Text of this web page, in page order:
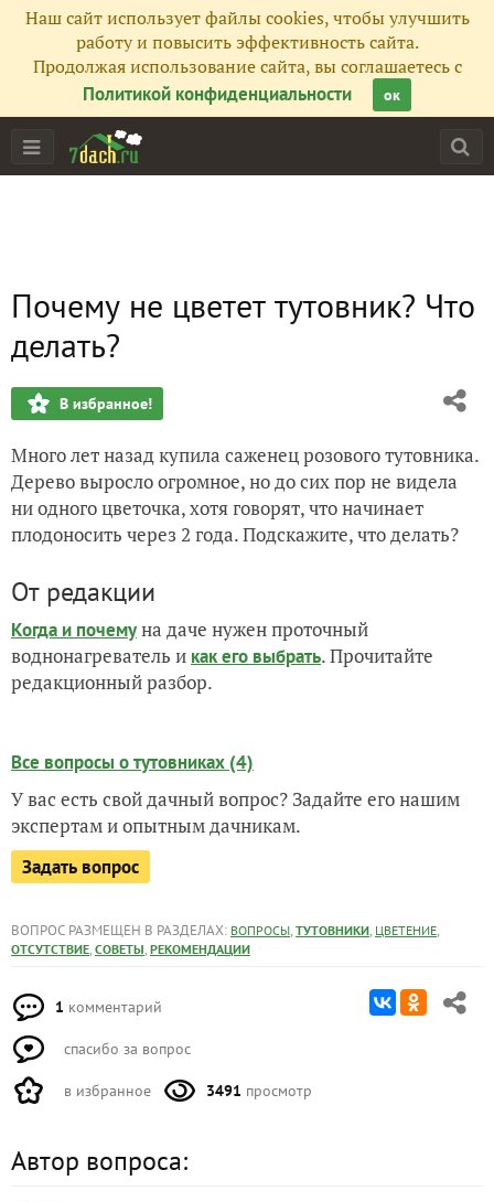
Наш сайт использует файлы cookies, чтобы улучшить
работу и повысить эффективность сайта.
Продолжая использование сайта, вы соглашаетесь с
Политикой конфиденциальности
ок
Почему не цветет тутовник? Что
делать?
В избранное!
Много лет назад купила саженец розового тутовника.
Дерево выросло огромное, но до сих пор не видела
ни одного цветочка, хотя говорят, что начинает
плодоносить через 2 года. Подскажите, что делать?
От редакции
Когда и почемуна даче нужен проточный
воднонагреватель и как его выбрать. Прочитайте
редакционный разбор.
Все вопросы о тутовниках (4)
У вас есть свой дачный вопрос? Задайте его нашим
экспертам и опытным дачникам.
Задать вопрос
ВОПРОС РАЗМЕЩЕН В РАЗДЕЛАХ: ВОПРОСЫ, ТУТОВНИКИ, ЦВЕТЕНИЕ,
ОТСУТСТВИЕ, СОВЕТЫ, РЕКОМЕНДАЦИИ
1 комментарий
спасибо за вопрос
в избранное 3491 просмотр
Автор вопроса: